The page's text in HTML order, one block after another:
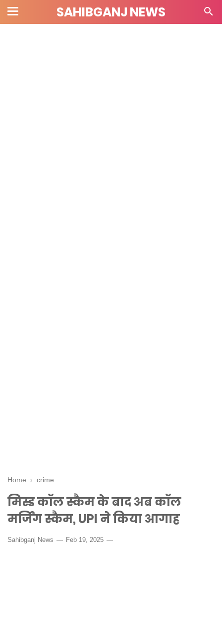
SAHIBGANJ NEWS
Home › crime
मिस्ड कॉल स्कैम के बाद अब कॉल
मर्जिंग स्कैम, UPI ने किया आगाह
Sahibganj News Feb 19, 2025